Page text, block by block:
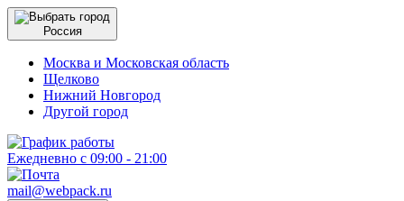
Россия
Москва и Московская область
Щелково
Нижний Новгород
Другой город
Ежедневно с 09:00 - 21:00
mail@webpack.ru